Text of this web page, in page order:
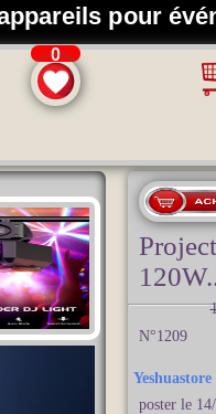
pour
0
N°1209
Yeshuastore
poster le